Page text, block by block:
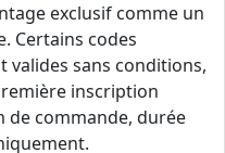
exclusif comme un
Certains codes
valides sans conditions,
inscription
commande, durée